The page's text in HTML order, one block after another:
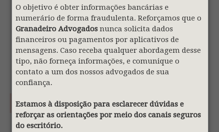
O objetivo é obter informações bancárias e
numerário de forma fraudulenta. Reforçamos que o
Granadeiro Advogados nunca solicita dados
financeiros ou pagamentos por aplicativos de
mensagens. Caso receba qualquer abordagem desse
tipo, não forneça informações, e comunique o
contato a um dos nossos advogados de sua
confiança.
Estamos à disposição para esclarecer dúvidas e
reforçar as orientações por meio dos canais seguros
do escritório.